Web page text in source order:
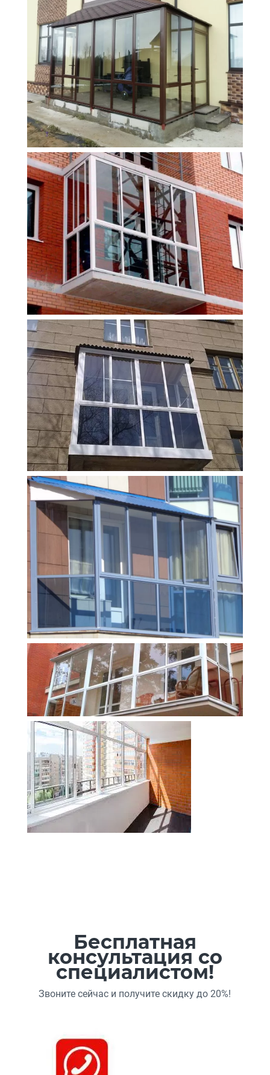
Бесплатная
консультация со
специалистом!
Звоните сейчас и получите скидку до 20%!